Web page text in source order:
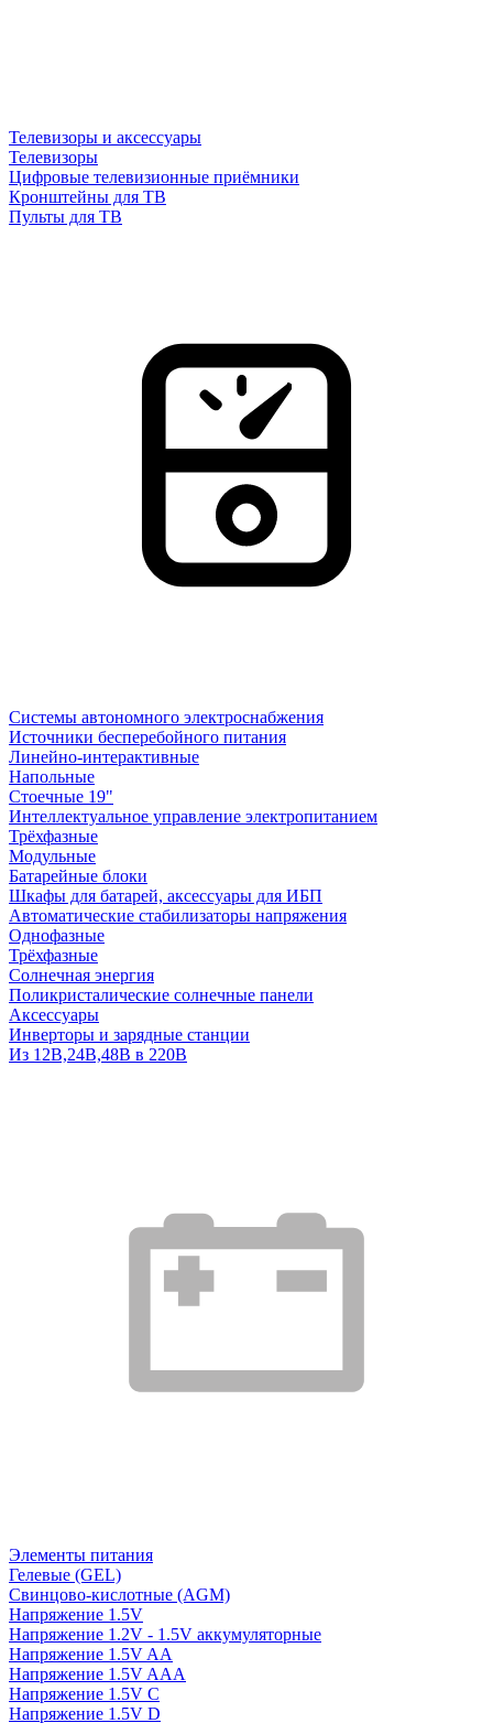
Телевизоры и аксессуары
Телевизоры
Цифровые телевизионные приёмники
Кронштейны для ТВ
Пульты для ТВ
Системы автономного электроснабжения
Источники бесперебойного питания
Линейно-интерактивные
Напольные
Стоечные 19"
Интеллектуальное управление электропитанием
Трёхфазные
Модульные
Батарейные блоки
Шкафы для батарей, аксессуары для ИБП
Автоматические стабилизаторы напряжения
Однофазные
Трёхфазные
Солнечная энергия
Поликристалические солнечные панели
Аксессуары
Инверторы и зарядные станции
Из 12В,24В,48В в 220В
Элементы питания
Гелевые (GEL)
Свинцово-кислотные (AGM)
Напряжение 1.5V
Напряжение 1.2V - 1.5V аккумуляторные
Напряжение 1.5V AA
Напряжение 1.5V AAA
Напряжение 1.5V C
Напряжение 1.5V D